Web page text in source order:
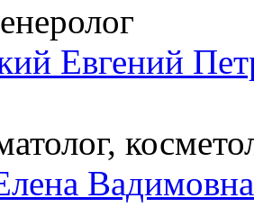
Евгений
Вадимовна